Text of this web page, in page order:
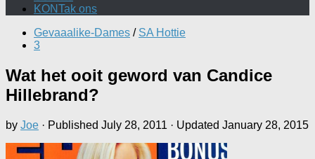
KONTak ons
Gevaaalike-Dames / SA Hottie
3
Wat het ooit geword van Candice
Hillebrand?
by Joe · Published July 28, 2011 · Updated January 28, 2015